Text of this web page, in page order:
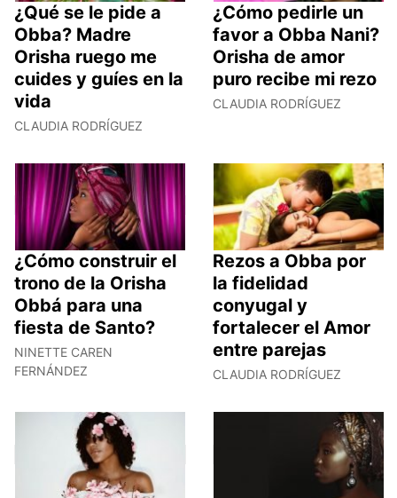
¿Qué se le pide a
Obba? Madre
Orisha ruego me
cuides y guíes en la
vida
CLAUDIA RODRÍGUEZ
¿Cómo pedirle un
favor a Obba Nani?
Orisha de amor
puro recibe mi rezo
CLAUDIA RODRÍGUEZ
¿Cómo construir el
trono de la Orisha
Obbá para una
fiesta de Santo?
NINETTE CAREN
FERNÁNDEZ
Rezos a Obba por
la fidelidad
conyugal y
fortalecer el Amor
entre parejas
CLAUDIA RODRÍGUEZ